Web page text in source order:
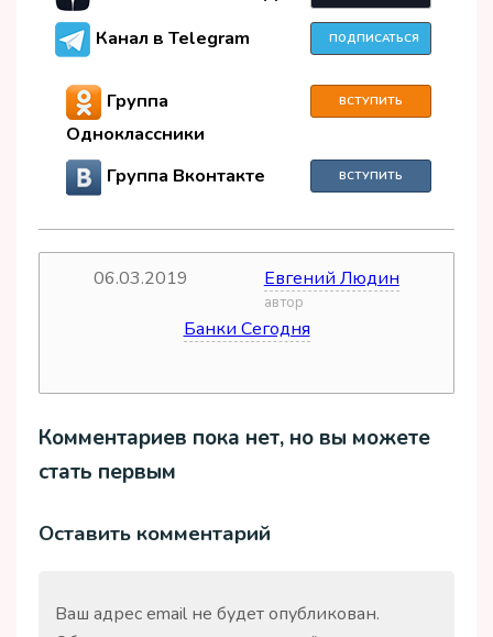
Канал в Telegram ПОДПИСАТЬСЯ
Группа
Одноклассники
ВСТУПИТЬ
Группа Вконтакте ВСТУПИТЬ
06.03.2019
автор
Евгений Людин
Банки Сегодня
Комментариев пока нет, но вы можете
стать первым
Оставить комментарий
Ваш адрес email не будет опубликован.